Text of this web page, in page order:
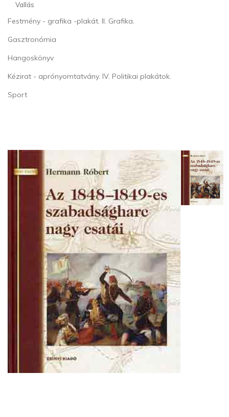
Vallás
Festmény - grafika -plakát. II. Grafika.
Gasztronómia
Hangoskönyv
Kézirat - aprónyomtatvány. IV. Politikai plakátok.
Sport